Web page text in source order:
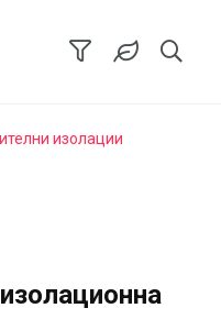
изолации